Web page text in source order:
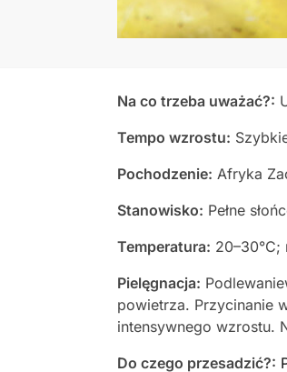
Na co trzeba uważać?:
Tempo wzrostu:
Pochodzenie: Afryka
Stanowisko: Pełne
Temperatura:
Pielęgnacja:
powietrza. Przycinanie
intensywnego wzrostu.
Do czego przesadzić?: